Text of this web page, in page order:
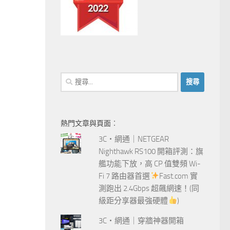
搜
尋
字:
熱門文章與頁面︰
3C‧網通｜NETGEAR
Nighthawk RS100 開箱評測：旗
艦功能下放，高 CP 值雙頻 Wi-
Fi 7 路由器首選
Fast.com 實
測跑出 2.4Gbps 超飆網速！(同
級距分享器最強硬體
)
3C‧網通｜穿牆神器開箱